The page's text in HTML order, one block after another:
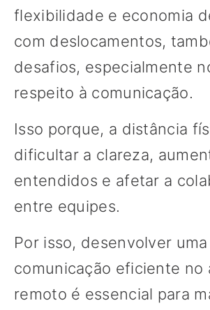
flexibilidade e economia
com deslocamentos,
desafios, especialmente
respeito à comunicação.
Isso porque, a distância
dificultar a clareza,
entendidos e afetar a
entre equipes.
Por isso, desenvolver uma
comunicação eficiente no
remoto é essencial para